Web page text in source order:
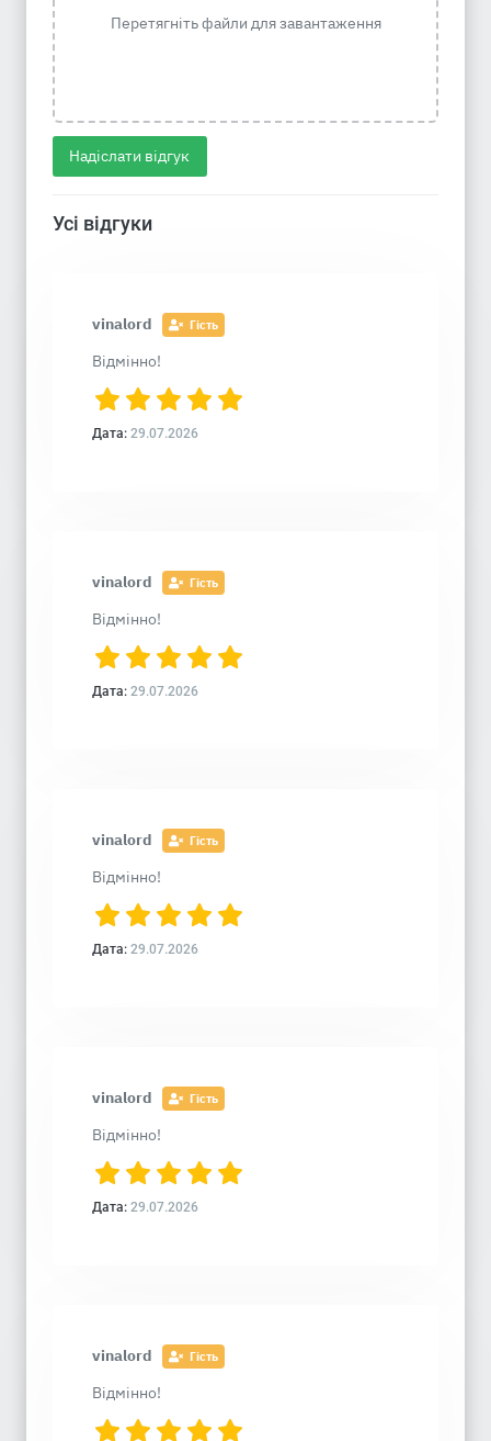
Перетягніть файли для завантаження
Надіслати відгук
Усі відгуки
vinalord Гість
Відмінно!
Дата: 29.07.2026
vinalord Гість
Відмінно!
Дата: 29.07.2026
vinalord Гість
Відмінно!
Дата: 29.07.2026
vinalord Гість
Відмінно!
Дата: 29.07.2026
vinalord Гість
Відмінно!